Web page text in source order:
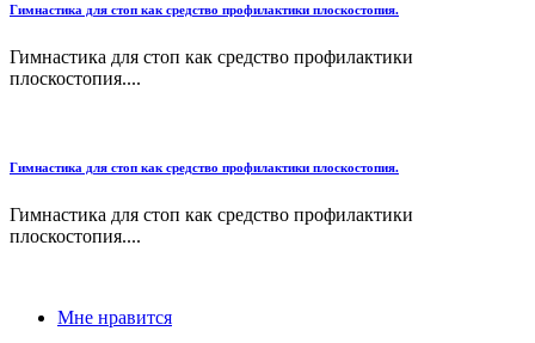
Гимнастика для стоп как средство профилактики плоскостопия.
Гимнастика для стоп как средство профилактики
плоскостопия....
Гимнастика для стоп как средство профилактики плоскостопия.
Гимнастика для стоп как средство профилактики
плоскостопия....
Мне нравится